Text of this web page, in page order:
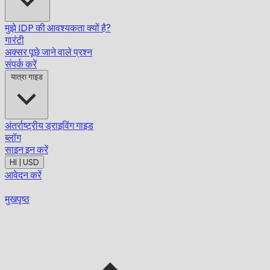
मुझे IDP की आवश्यकता क्यों है?
गारंटी
अक्सर पूछे जाने वाले प्रश्न
संपर्क करें
यात्रा गाइड
अंतर्राष्ट्रीय ड्राइविंग गाइड
ब्लॉग
साइन इन करें
HI | USD
आवेदन करें
मुखपृष्ठ